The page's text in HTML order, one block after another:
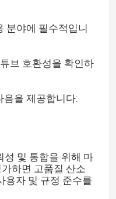
분야에 필수적입니
브 호환성을 확인하
음을 제공합니다:
성 및 통합을 위해 마
하면 고품질 산소
용자 및 규정 준수를